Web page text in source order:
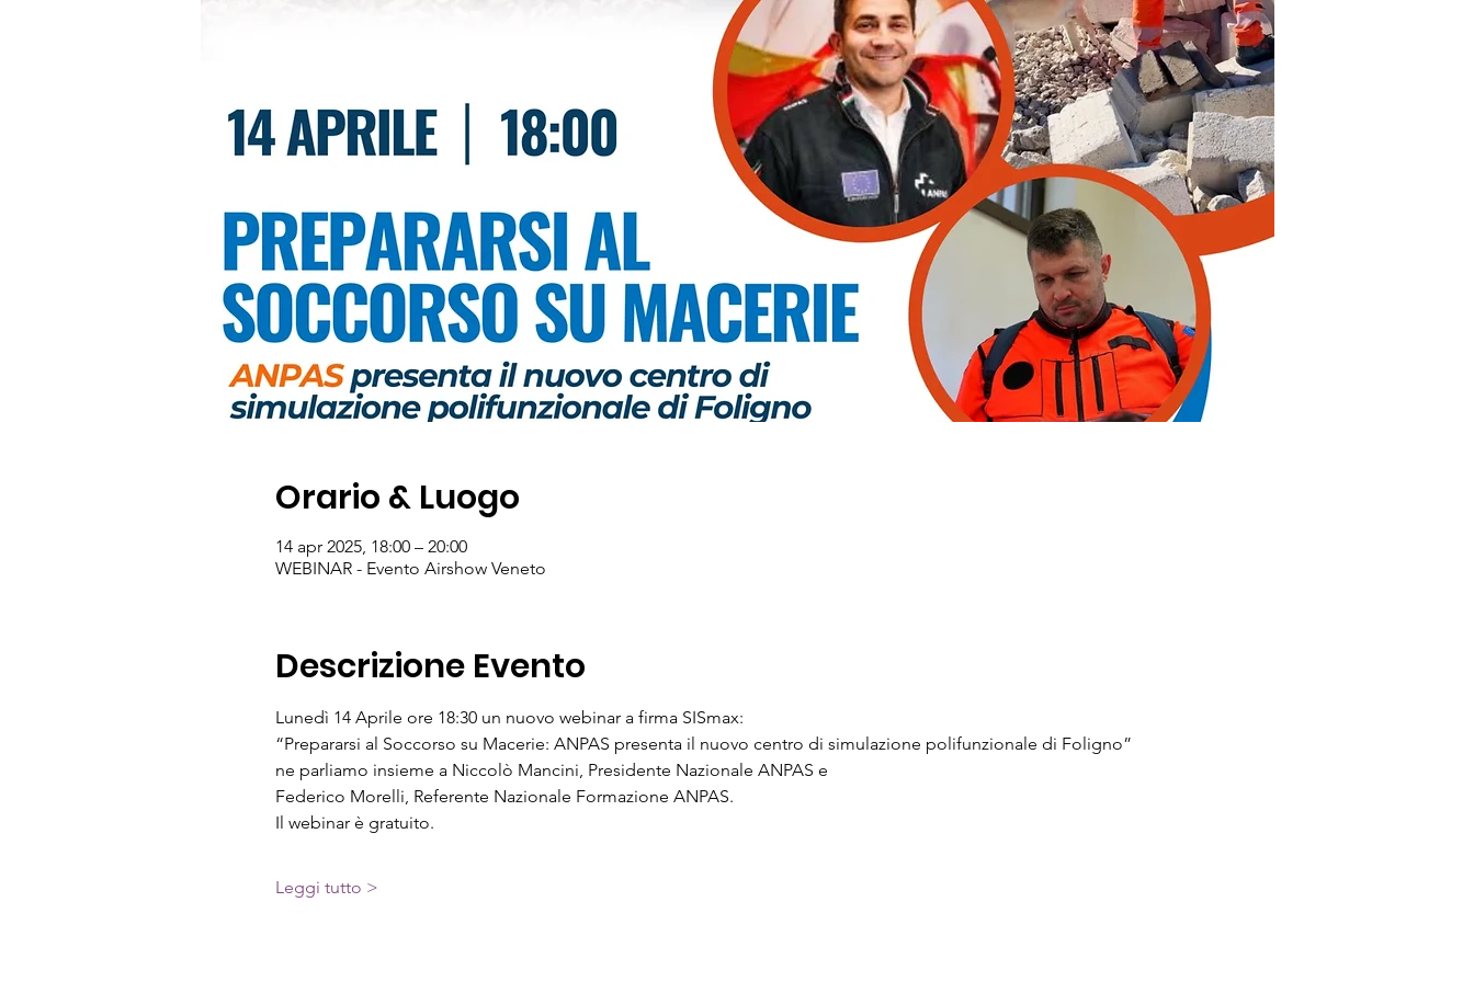
Orario & Luogo
14 apr 2025, 18:00 – 20:00
WEBINAR - Evento Airshow Veneto
Descrizione Evento
Lunedì 14 Aprile ore 18:30 un nuovo webinar a firma SISmax:
“Prepararsi al Soccorso su Macerie: ANPAS presenta il nuovo centro di simulazione polifunzionale di Foligno”
ne parliamo insieme a Niccolò Mancini, Presidente Nazionale ANPAS e
Federico Morelli, Referente Nazionale Formazione ANPAS.
Il webinar è gratuito.
Leggi tutto >